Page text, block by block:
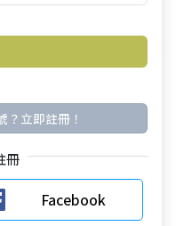
？立即註冊！
冊
Facebook